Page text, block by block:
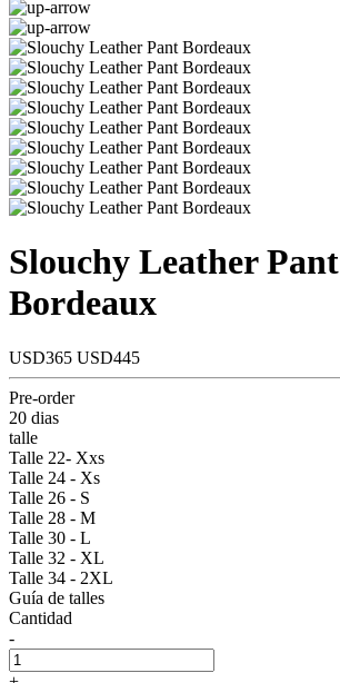
Slouchy Leather Pant
Bordeaux
USD365 USD445
Pre-order
20 dias
talle
Talle 22- Xxs
Talle 24 - Xs
Talle 26 - S
Talle 28 - M
Talle 30 - L
Talle 32 - XL
Talle 34 - 2XL
Guía de talles
Cantidad
-